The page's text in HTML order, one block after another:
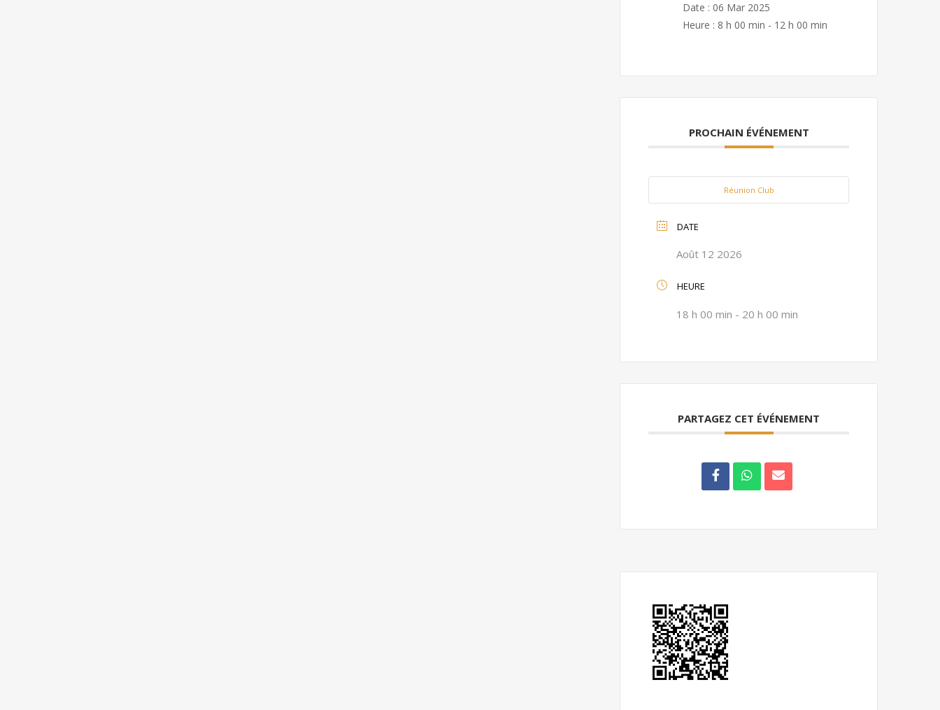
Date : 06 Mar 2025
Heure : 8 h 00 min - 12 h 00 min
PROCHAIN ÉVÉNEMENT
Réunion Club
DATE
Août 12 2026
HEURE
18 h 00 min - 20 h 00 min
PARTAGEZ CET ÉVÉNEMENT